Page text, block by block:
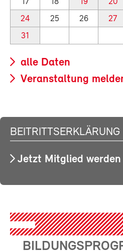
17
18 19 20
24
25 26 27
31
alle Daten
Veranstaltung
BEITRITTSERKLÄRUNG
Jetzt Mitglied werden